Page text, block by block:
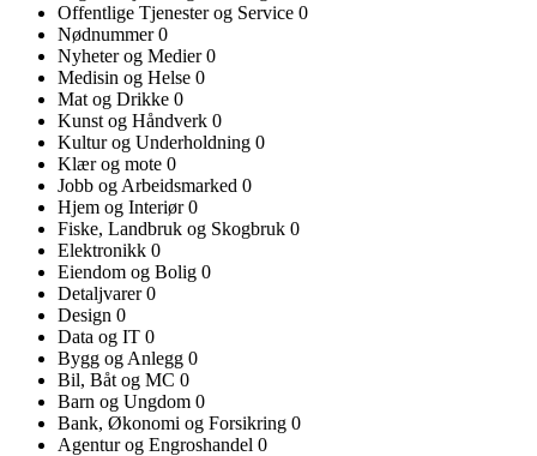
Offentlige Tjenester og Service 0
Nødnummer0
Nyheter og Medier0
Medisin og Helse 0
Mat og Drikke 0
Kunst og Håndverk 0
Kultur og Underholdning 0
Klær og mote 0
Jobb og Arbeidsmarked 0
Hjem og Interiør0
Fiske, Landbruk og Skogbruk 0
Elektronikk 0
Eiendom og Bolig 0
Detaljvarer0
Design 0
Data og IT 0
Bygg og Anlegg 0
Bil, Båt og MC 0
Barn og Ungdom 0
Bank, Økonomi og Forsikring 0
Agentur og Engroshandel 0